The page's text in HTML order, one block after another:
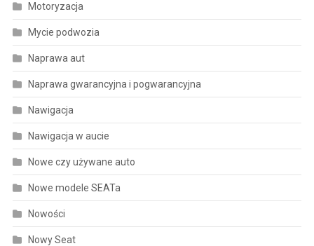
Motoryzacja
Mycie podwozia
Naprawa aut
Naprawa gwarancyjna i pogwarancyjna
Nawigacja
Nawigacja w aucie
Nowe czy używane auto
Nowe modele SEATa
Nowości
Nowy Seat